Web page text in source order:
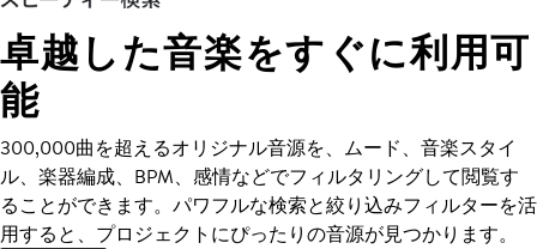
卓越した音楽をすぐに利用可
能
300,000曲を超えるオリジナル音源を、ムード、音楽スタイ
ル、楽器編成、BPM、感情などでフィルタリングして閲覧す
ることができます。パワフルな検索と絞り込みフィルターを活
用すると、プロジェクトにぴったりの音源が見つかります。